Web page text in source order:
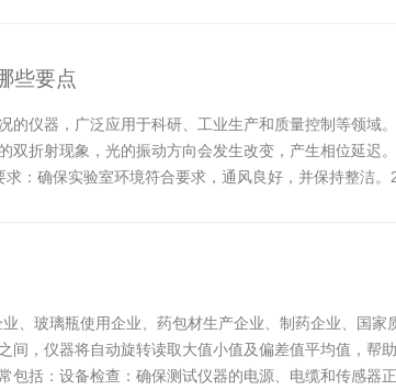
些要点
仪器，广泛应用于科研、工业生产和质量控制等领域
双折射现象，光的振动方向会发生改变，产生相位延迟
：确保实验室环境符合要求，通风良好，并保持整洁
、玻璃瓶使用企业、药包材生产企业、制药企业、国
间，仪器将自动旋转读取大值小值及偏差值平均值，帮
包括：设备检查：确保测试仪器的电源、电缆和传感器